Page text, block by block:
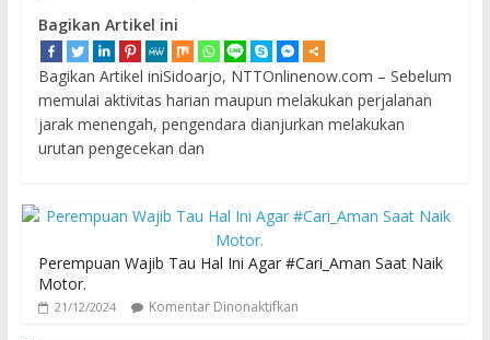
Bagikan Artikel ini
Bagikan Artikel iniSidoarjo, NTTOnlinenow.com – Sebelum
memulai aktivitas harian maupun melakukan perjalanan
jarak menengah, pengendara dianjurkan melakukan
urutan pengecekan dan
Perempuan Wajib Tau Hal Ini Agar #Cari_Aman Saat Naik
Motor.
21/12/2024 Komentar Dinonaktifkan